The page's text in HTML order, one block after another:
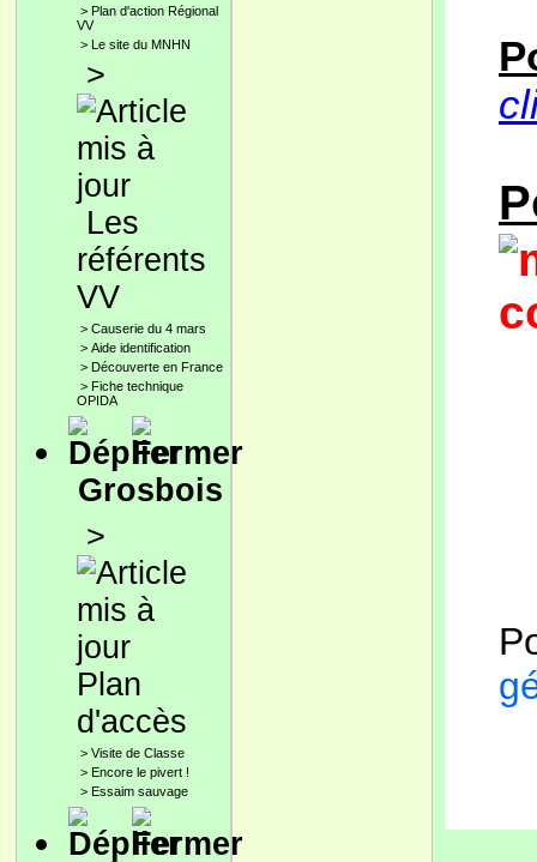
> Plan d'action Régional
VV
> Le site du MNHN
>
Les
référents
VV
> Causerie du 4 mars
> Aide identification
> Découverte en France
> Fiche technique
OPIDA
Grosbois
>
Plan
d'accès
> Visite de Classe
> Encore le pivert !
> Essaim sauvage